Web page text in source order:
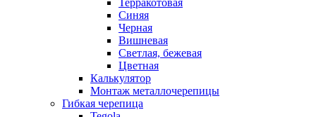
Терракотовая
Синяя
Черная
Вишневая
Светлая, бежевая
Цветная
Калькулятор
Монтаж металлочерепицы
Гибкая черепица